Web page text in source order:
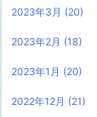
2023年3月 (20)
2023年2月 (18)
2023年1月 (20)
2022年12月 (21)